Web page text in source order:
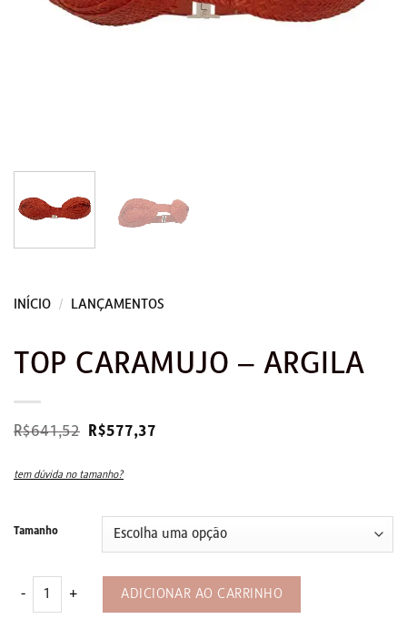
INÍCIO / LANÇAMENTOS
TOP CARAMUJO – ARGILA
R$641,52
O
era:
R$577,37
tem dúvida no tamanho?
Tamanho
ADICIONAR AO CARRINHO